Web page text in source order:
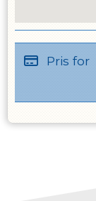
Pris for